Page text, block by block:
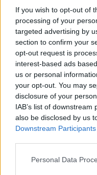
If you wish to opt-out of
processing of your
targeted advertising by
section to confirm your
opt-out request is
interest-based ads
us or personal
your opt-out. You may
disclosure of your
IAB’s list of
also be disclosed by us
Downstream Participants
Personal Data
e realizada
tradição, atividade
animação cultural e
constituindo um dos
do município e da
Para António Carlos,
dos últimos anos
objetivos que traçou
setor imobiliário. O
reconhecimento
locais e projetos de
ATUALIDADE
Rio de
propõe
“reforçar
comércio